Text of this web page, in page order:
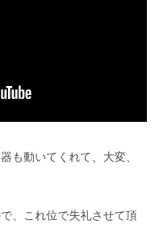
も動いてくれて、大変、
、これ位で失礼させて頂